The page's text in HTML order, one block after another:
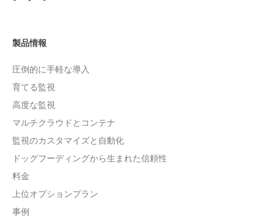
製品情報
圧倒的に手軽な導入
育てる監視
高度な監視
マルチクラウドとコンテナ
監視のカスタマイズと自動化
ドッグフーディングから生まれた信頼性
料金
上位オプションプラン
事例